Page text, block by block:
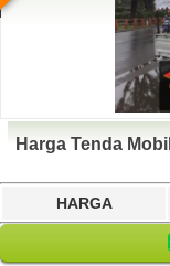
Harga Tenda
HARGA